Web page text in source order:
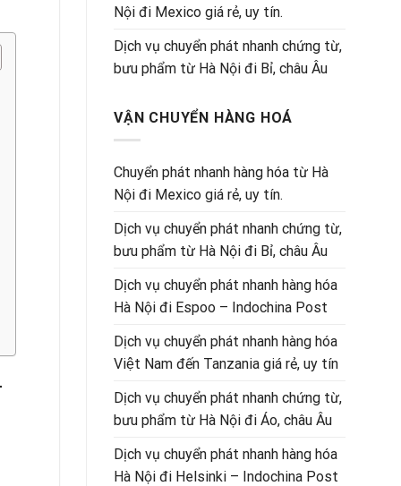
Nội đi Mexico giá rẻ, uy tín.
Dịch vụ chuyển phát nhanh chứng từ,
bưu phẩm từ Hà Nội đi Bỉ, châu Âu
VẬN CHUYỂN HÀNG HOÁ
Chuyển phát nhanh hàng hóa từ Hà
Nội đi Mexico giá rẻ, uy tín.
Dịch vụ chuyển phát nhanh chứng từ,
bưu phẩm từ Hà Nội đi Bỉ, châu Âu
Dịch vụ chuyển phát nhanh hàng hóa
Hà Nội đi Espoo – Indochina Post
Dịch vụ chuyển phát nhanh hàng hóa
Việt Nam đến Tanzania giá rẻ, uy tín
Dịch vụ chuyển phát nhanh chứng từ,
bưu phẩm từ Hà Nội đi Áo, châu Âu
Dịch vụ chuyển phát nhanh hàng hóa
Hà Nội đi Helsinki – Indochina Post